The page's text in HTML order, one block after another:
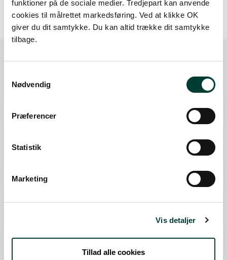
funktioner på de sociale medier. Tredjepart kan anvende
cookies til målrettet markedsføring. Ved at klikke OK
giver du dit samtykke. Du kan altid trække dit samtykke
tilbage.
Nødvendig
Præferencer
Statistik
Marketing
Vis detaljer
Tillad alle cookies
Ruten i detaljer
Fra forrige:
Fra forrige:
Bålhytte